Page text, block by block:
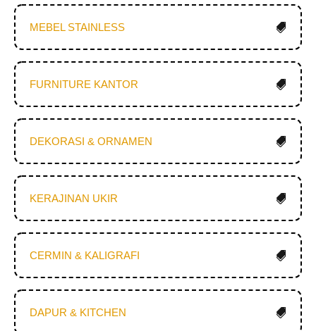
MEBEL STAINLESS
FURNITURE KANTOR
DEKORASI & ORNAMEN
KERAJINAN UKIR
CERMIN & KALIGRAFI
DAPUR & KITCHEN